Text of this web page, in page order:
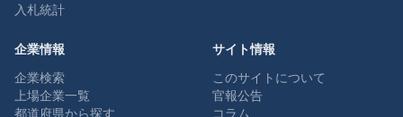
入札統計
企業情報
企業検索
上場企業一覧
都道府県から探す
サイト情報
このサイトについて
官報公告
コラム